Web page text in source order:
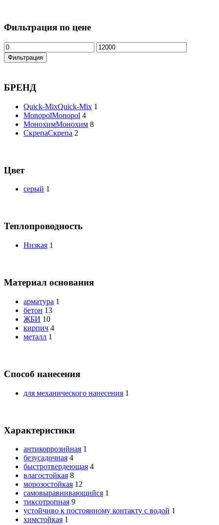
Фильтрация по цене
Фильтрация
БРЕНД
Quick-MixQuick-Mix 1
MonopolMonopol 4
МонохимМонохим 8
СкрепаСкрепа 2
Цвет
серый 1
Теплопроводность
Низкая 1
Материал основания
арматура 1
бетон 13
ЖБИ 10
кирпич 4
металл 1
Способ нанесения
для механического нанесения 1
Характеристики
антикоррозийная 1
безусадочная 4
быстротвердеющая 4
влагостойкая 8
морозостойкая 12
самовыравнивающийся 1
тиксотропная 9
устойчиво к постоянному контакту с водой 1
химстойкая 1